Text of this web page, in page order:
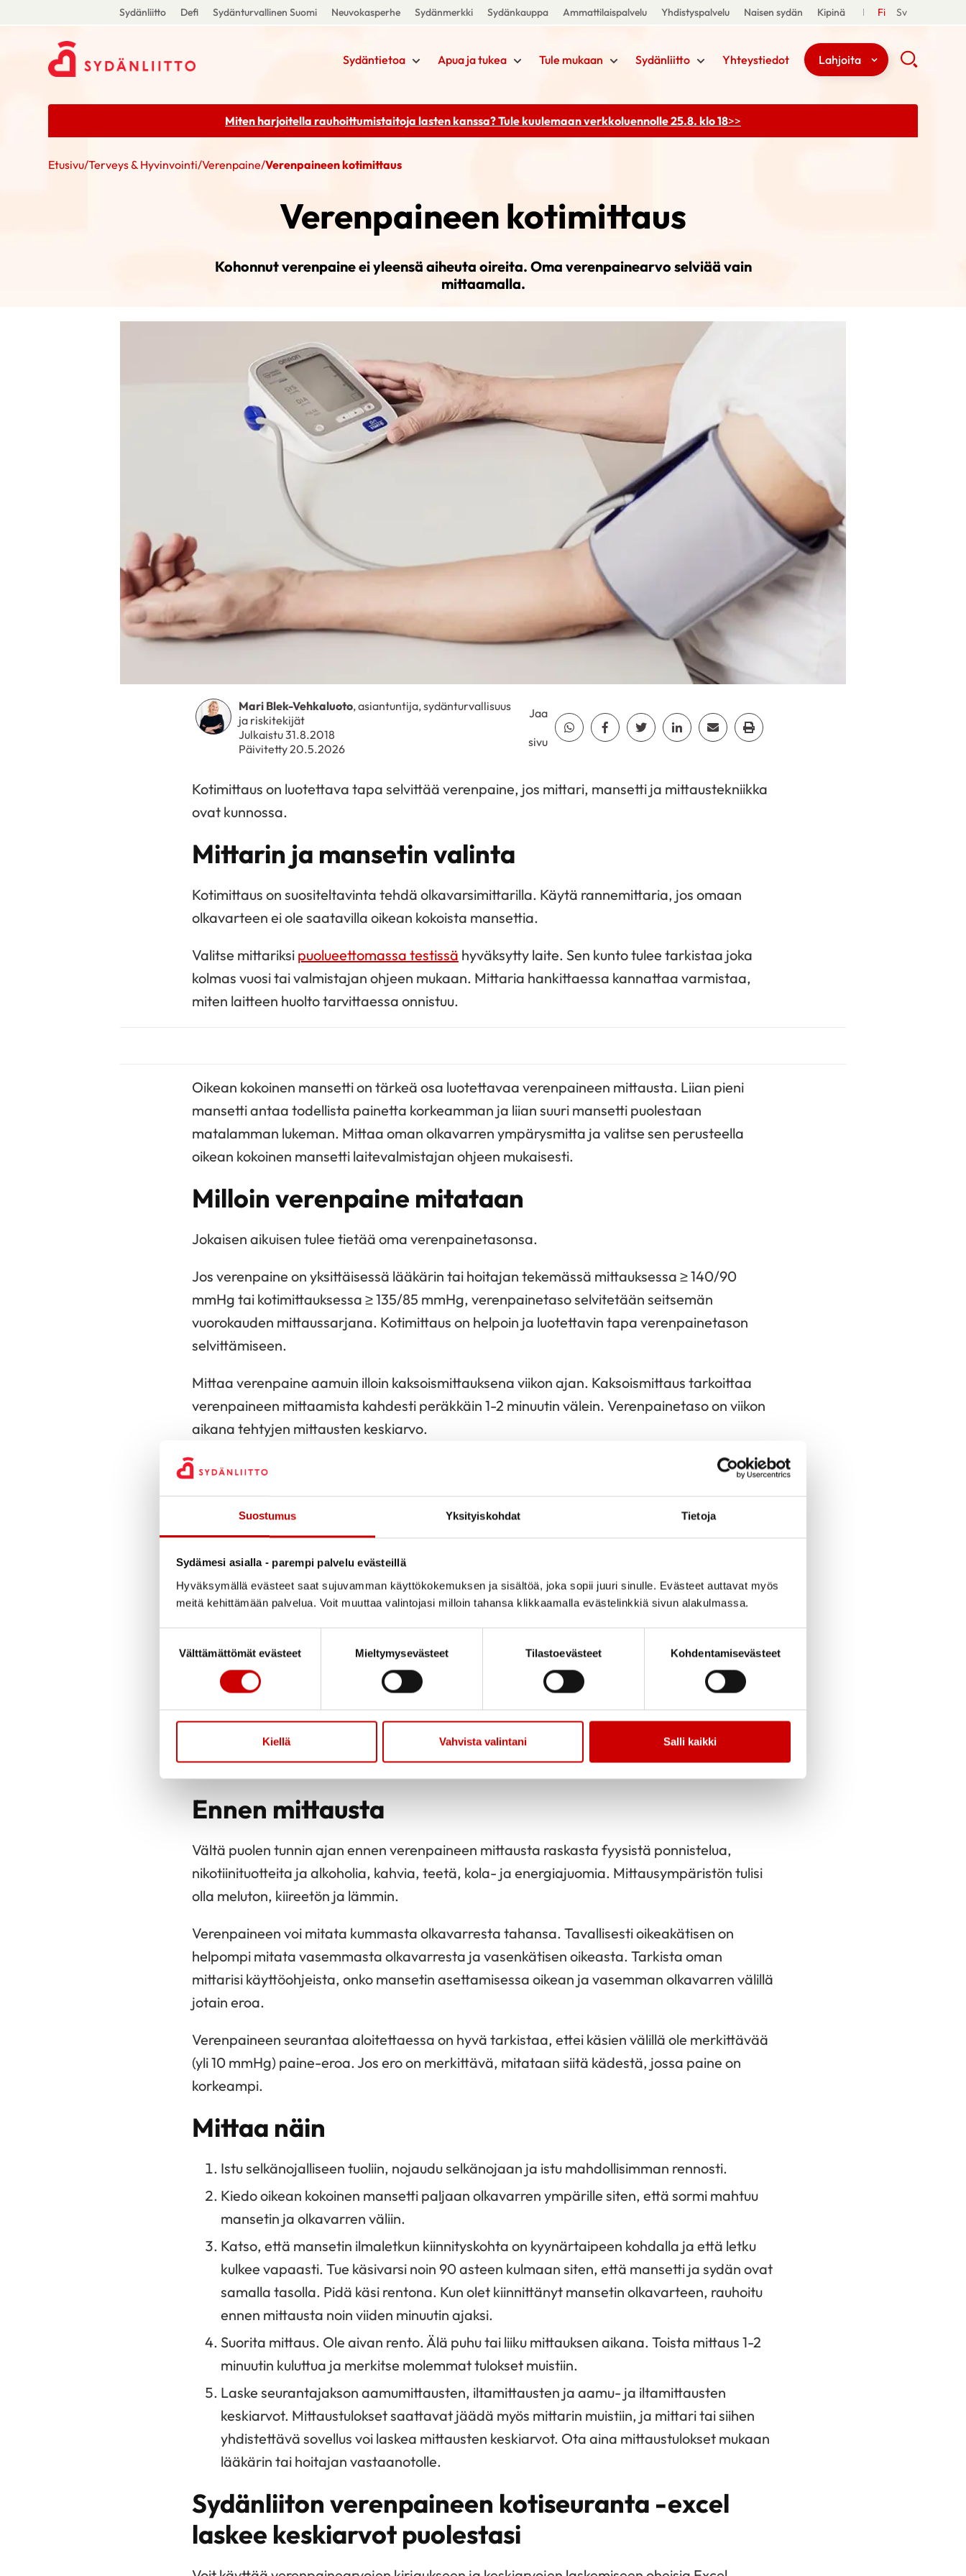
Suostumus Yksityiskohdat Tietoja
Sydämesi asialla - parempi palvelu evästeillä
Hyväksymällä evästeet saat sujuvamman käyttökokemuksen ja sisältöä, joka sopii juuri sinulle. Evästeet auttavat myös
meitä kehittämään palvelua. Voit muuttaa valintojasi milloin tahansa klikkaamalla evästelinkkiä sivun alakulmassa.
Välttämättömät evästeet
Mieltymysevästeet Tilastoevästeet Kohdentamisevästeet
Kiellä Vahvista valintani Salli kaikki
Sydänliitto Defi Sydänturvallinen Suomi Neuvokasperhe Sydänmerkki Sydänkauppa Ammattilaispalvelu Yhdistyspalvelu Naisen sydän Kipinä Fi Sv
Sydäntietoa Apua ja tukea Tule mukaan Sydänliitto Yhteystiedot Lahjoita
Miten harjoitella rauhoittumistaitoja lasten kanssa? Tule kuulemaanverkkoluennolle 25.8. klo 18>>
Etusivu/Terveys & Hyvinvointi/Verenpaine/Verenpaineen kotimittaus
Verenpaineen kotimittaus
Kohonnut verenpaine ei yleensä aiheuta oireita. Oma verenpainearvo selviää vain
mittaamalla.
Mari Blek-Vehkaluoto, asiantuntija, sydänturvallisuus
ja riskitekijät
Julkaistu 31.8.2018
Päivitetty 20.5.2026
Jaa
sivu
Jaa Whatsapp
Jaa Facebook
Jaa TwitterJaa LinkedinJaa EmailJaa Print
Kotimittaus on luotettava tapa selvittää verenpaine, jos mittari, mansetti ja mittaustekniikka
ovat kunnossa.
Mittarin ja mansetin valinta
Kotimittaus on suositeltavinta tehdä olkavarsimittarilla. Käytä rannemittaria, jos omaan
olkavarteen ei ole saatavilla oikean kokoista mansettia.
Valitse mittariksi puolueettomassa testissä hyväksytty laite. Sen kunto tulee tarkistaa joka
kolmas vuosi tai valmistajan ohjeen mukaan. Mittaria hankittaessa kannattaa varmistaa,
miten laitteen huolto tarvittaessa onnistuu.
Oikean kokoinen mansetti on tärkeä osa luotettavaa verenpaineen mittausta. Liian pieni
mansetti antaa todellista painetta korkeamman ja liian suuri mansetti puolestaan
matalamman lukeman. Mittaa oman olkavarren ympärysmitta ja valitse sen perusteella
oikean kokoinen mansetti laitevalmistajan ohjeen mukaisesti.
Milloin verenpaine mitataan
Jokaisen aikuisen tulee tietää oma verenpainetasonsa.
Jos verenpaine on yksittäisessä lääkärin tai hoitajan tekemässä mittauksessa ≥ 140/90
mmHg tai kotimittauksessa ≥ 135/85 mmHg, verenpainetaso selvitetään seitsemän
vuorokauden mittaussarjana. Kotimittaus on helpoin ja luotettavin tapa verenpainetason
selvittämiseen.
Mittaa verenpaine aamuin illoin kaksoismittauksena viikon ajan. Kaksoismittaus tarkoittaa
verenpaineen mittaamista kahdesti peräkkäin 1-2 minuutin välein. Verenpainetaso on viikon
aikana tehtyjen mittausten keskiarvo.
Hoidon arviointiin eli verenpainetason seurantaan riittää neljän vuorokauden mittaussarja.
Miksi se on tarpeen? Kuinka usein mitataan?
Kun verenpaine on yksittäisessä
mittauksessa todettu
Saadaan selville todellinen
verenpainetaso ja lääkäri voi
tehdä päätöksen lääkehoidon
tarpeellisuudesta.
kaksoismittauksena aamuin ja
illoin seitsemänä peräkkäisenä
vuorokautena.
Kun lääkehoito on äskettäin
aloitettu tai lääkitystä on
muutettu.
Voidaan arvioida, päästäänkö
tällä lääkityksellä
hoitotavoitteeseen.
Verenpaine mitataan
kaksoismittauksena aamuin ja
illoin neljänä vuorokautena.
hoitotaso saavutettu.
pysyvyyttä.
1-2 mittausta kuukaudessa ja
mittaussarja ennen lääkärin tai
hoitajan vastaanottoa.
Ennen mittausta
Vältä puolen tunnin ajan ennen verenpaineen mittausta raskasta fyysistä ponnistelua,
nikotiinituotteita ja alkoholia, kahvia, teetä, kola- ja energiajuomia. Mittausympäristön tulisi
olla meluton, kiireetön ja lämmin.
Verenpaineen voi mitata kummasta olkavarresta tahansa. Tavallisesti oikeakätisen on
helpompi mitata vasemmasta olkavarresta ja vasenkätisen oikeasta. Tarkista oman
mittarisi käyttöohjeista, onko mansetin asettamisessa oikean ja vasemman olkavarren välillä
jotain eroa.
Verenpaineen seurantaa aloitettaessa on hyvä tarkistaa, ettei käsien välillä ole merkittävää
(yli 10 mmHg) paine-eroa. Jos ero on merkittävä, mitataan siitä kädestä, jossa paine on
korkeampi.
Mittaa näin
Istu selkänojalliseen tuoliin, nojaudu selkänojaan ja istu mahdollisimman rennosti.
Kiedo oikean kokoinen mansetti paljaan olkavarren ympärille siten, että sormi mahtuu
mansetin ja olkavarren väliin.
Katso, että mansetin ilmaletkun kiinnityskohta on kyynärtaipeen kohdalla ja että letku
kulkee vapaasti. Tue käsivarsi noin 90 asteen kulmaan siten, että mansetti ja sydän ovat
samalla tasolla. Pidä käsi rentona. Kun olet kiinnittänyt mansetin olkavarteen, rauhoitu
ennen mittausta noin viiden minuutin ajaksi.
Suorita mittaus. Ole aivan rento. Älä puhu tai liiku mittauksen aikana. Toista mittaus 1-2
minuutin kuluttua ja merkitse molemmat tulokset muistiin.
Laske seurantajakson aamumittausten, iltamittausten ja aamu- ja iltamittausten
keskiarvot. Mittaustulokset saattavat jäädä myös mittarin muistiin, ja mittari tai siihen
yhdistettävä sovellus voi laskea mittausten keskiarvot. Ota aina mittaustulokset mukaan
lääkärin tai hoitajan vastaanotolle.
Sydänliiton verenpaineen kotiseuranta -excel
laskee keskiarvot puolestasi